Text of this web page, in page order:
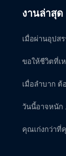
งานล่าสุด
เมื่อผ่านอุปส
ขอให้ชีวิตที่เ
เมื่อลำบาก
วันนี้อาจหนัก
คุณเก่งกว่า